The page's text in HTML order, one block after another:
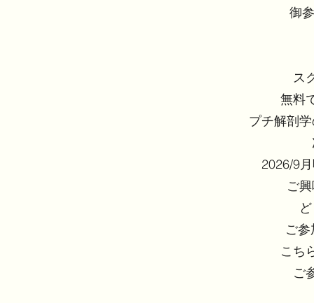
御
ス
無料
プチ解剖
2026/9
ご
ご
こち
ご